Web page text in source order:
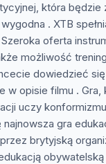
która będzie
. XTB
oferta
możliwość
dowiedzieć
w opisie filmu . Gra,
uczy
gra
brytyjską
obywatelską